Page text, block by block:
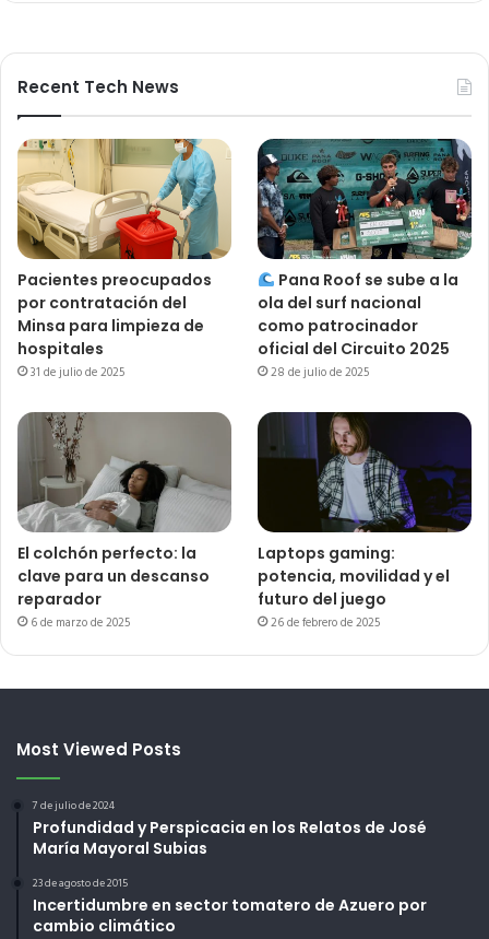
Recent Tech News
Pacientes preocupados
por contratación del
Minsa para limpieza de
hospitales
31 de julio de 2025
Pana Roof se sube a la
ola del surf nacional
como patrocinador
oficial del Circuito 2025
28 de julio de 2025
El colchón perfecto: la
clave para un descanso
reparador
6 de marzo de 2025
Laptops gaming:
potencia, movilidad y el
futuro del juego
26 de febrero de 2025
Most Viewed Posts
7 de julio de 2024
Profundidad y Perspicacia en los Relatos de José
María Mayoral Subias
23 de agosto de 2015
Incertidumbre en sector tomatero de Azuero por
cambio climático